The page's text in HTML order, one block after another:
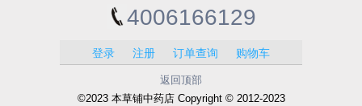
4006166129
登录 注册 订单查询 购物车
返回顶部
©2023 本草铺中药店 Copyright © 2012-2023